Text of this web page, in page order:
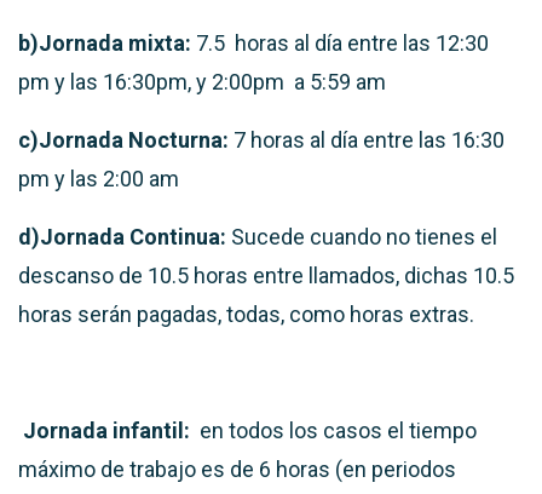
b)Jornada mixta: 7.5 horas al día entre las 12:30
pm y las 16:30pm, y 2:00pm a 5:59 am
c)Jornada Nocturna: 7 horas al día entre las 16:30
pm y las 2:00 am
d)Jornada Continua: Sucede cuando no tienes el
descanso de 10.5 horas entre llamados, dichas 10.5
horas serán pagadas, todas, como horas extras.
Jornada infantil: en todos los casos el tiempo
máximo de trabajo es de 6 horas (en periodos